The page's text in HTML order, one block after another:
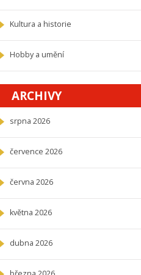
Kultura a historie
Hobby a umění
ARCHIVY
srpna 2026
července 2026
června 2026
května 2026
dubna 2026